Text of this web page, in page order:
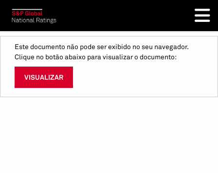
Este documento não pode ser exibido no seu navegador.
Clique no botão abaixo para visualizar o documento:
VISUALIZAR